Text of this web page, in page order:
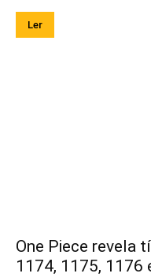
Ler
One Piece revela
1174, 1175, 1176